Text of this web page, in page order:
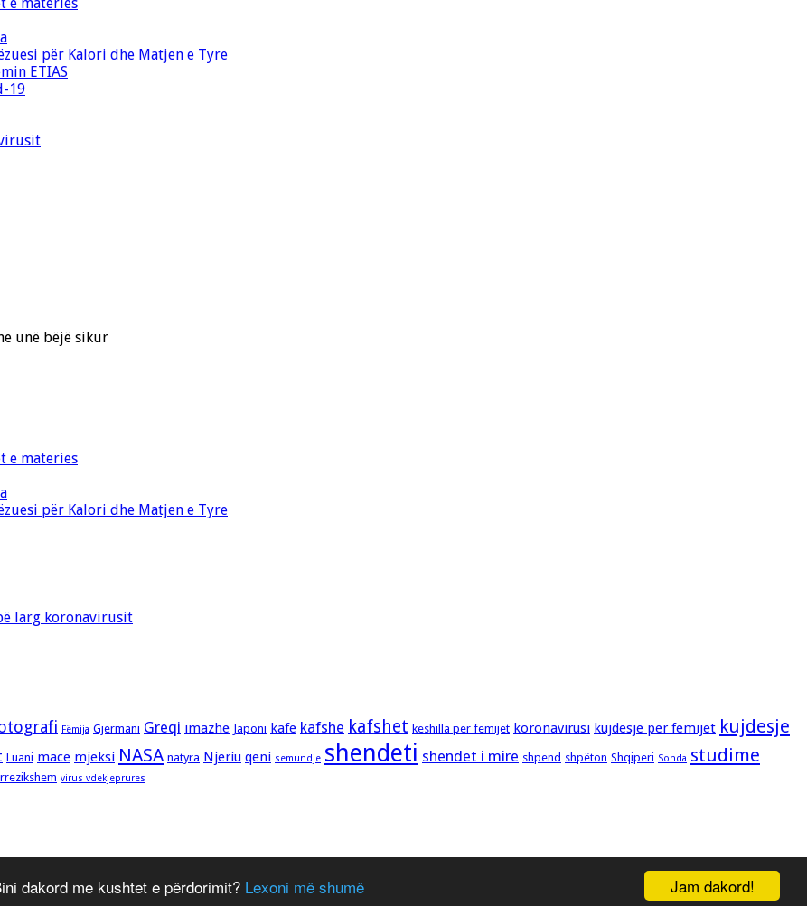
Jam dakord!
dakord me kushtet e përdorimit? Lexoni më shumë
për Kalori dhe Matjen e Tyre
ETIAS
19
unë bëjë sikur
e materies
për Kalori dhe Matjen e Tyre
larg koronavirusit
Fëmija Gjermani Greqi imazhe Japoni kafe kafshe kafshet keshilla per femijet koronavirusi kujdesje per femijet kujdesje
Luani mace mjeksi NASA natyra Njeriu qeni semundje shendeti shendet i mire shpend shpëton Shqiperi Sonda studime
virus vdekjeprures